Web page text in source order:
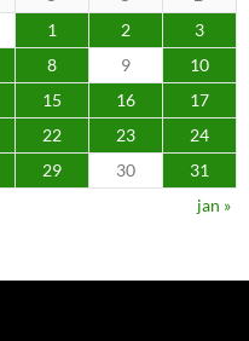
1
2
3
8 9
10
15 16
17
22 23
24
29 30
31
jan »